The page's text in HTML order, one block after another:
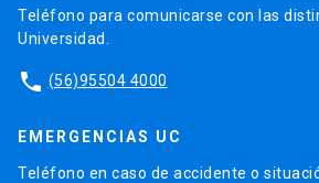
Teléfono para comunicarse con las
Universidad.
phone (56)95504 4000
EMERGENCIAS UC
Teléfono en caso de accidente o